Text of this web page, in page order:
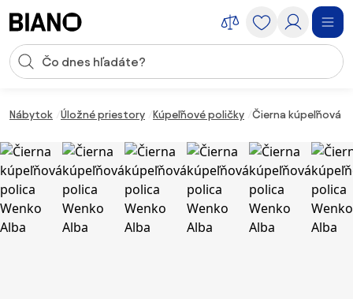
Vstup pre vyhľadávanie
Nábytok Úložné priestory Kúpeľňové poličky Čierna kúpeľňová